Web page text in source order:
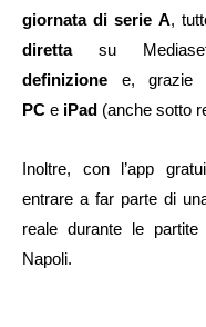
giornata di serie A,
direttasu
definizione e, grazie
PC e iPad (anche sotto
Inoltre, con l’app
entrare a far parte di
reale durante le
Napoli.